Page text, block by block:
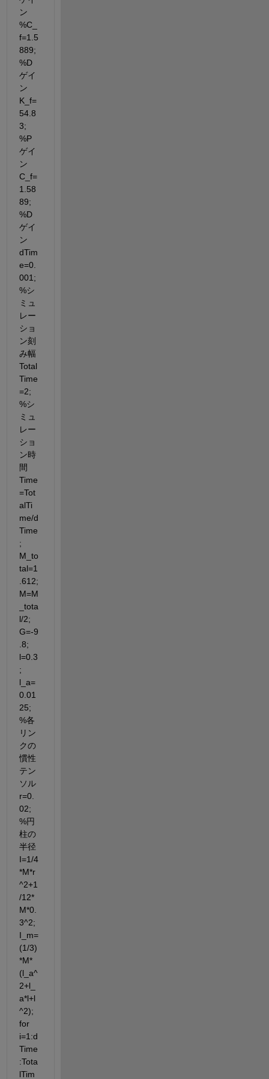
ン
%C_
f=1.5
889;
%D
ゲイ
ン
K_f=
54.8
3;
%P
ゲイ
ン
C_f=
1.58
89;
%D
ゲイ
ン
dTim
e=0.
001;
%シ
ミュ
レー
ショ
ン刻
み幅
Total
Time
=2;
%シ
ミュ
レー
ショ
ン時
間
Time
=Tot
alTi
me/d
Time
;
M_to
tal=1
.612;
M=M
_tota
l/2;
G=-9
.8;
l=0.3
;
l_a=
0.01
25;
%各
リン
クの
慣性
テン
ソル
r=0.
02;
%円
柱の
半径
I=1/4
*M*r
^2+1
/12*
M*0.
3^2;
I_m=
(1/3)
*M*
(l_a^
2+l_
a*l+l
^2);
for
i=1:d
Time
:Tota
lTim